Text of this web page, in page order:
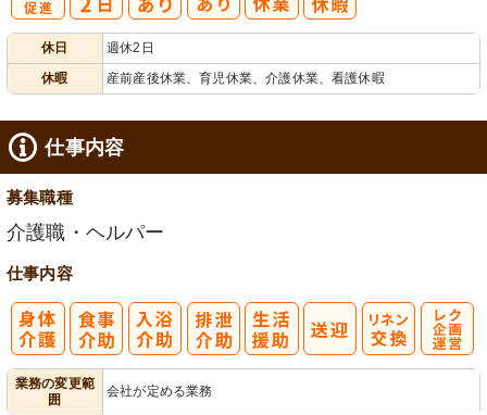
休日
週休2日
休暇
産前産後休業、育児休業、介護休業、看護休暇
仕事内容
募集職種
介護職・ヘルパー
仕事内容
業務の変更範
囲
会社が定める業務